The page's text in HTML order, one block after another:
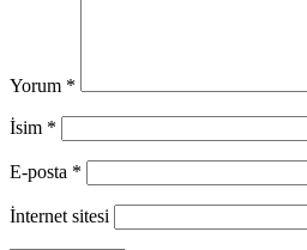
Yorum *
İsim *
E-posta *
İnternet sitesi